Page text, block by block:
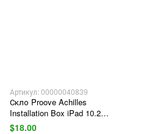
Артикул: 00000040839
Скло Proove Achilles
Installation Box iPad 10.2
2019/2020/2021
$18.00